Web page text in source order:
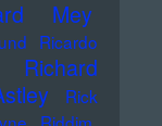
Mey
Ricardo
Richard
Rick